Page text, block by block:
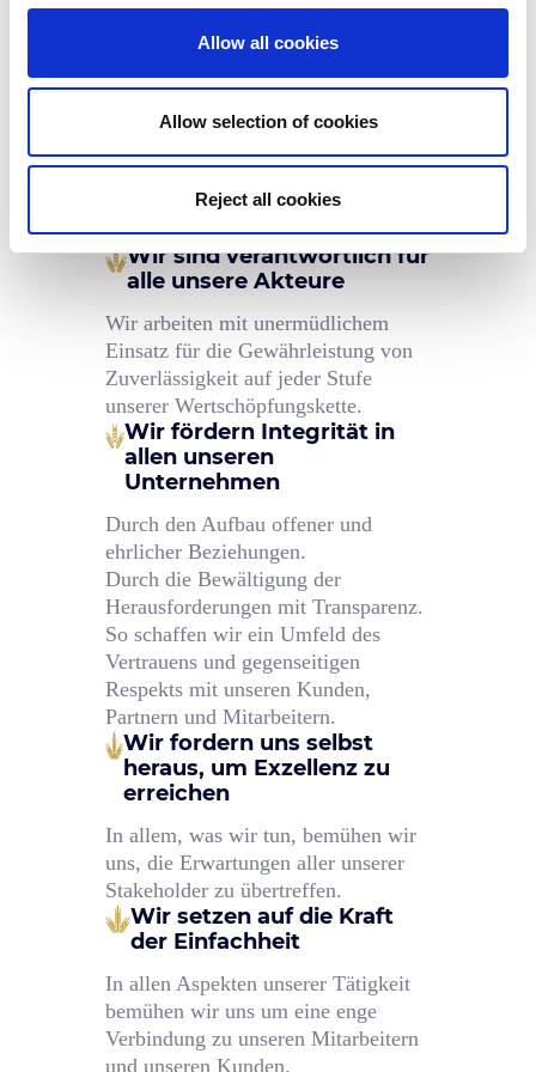
Allow all cookies
Allow selection of cookies
Reject all cookies
Unsere Werte
Eigenmarkenhersteller von Keksen und
Brotersatzprodukten teilen wir starke Werte
Wir sind verantwortlich für
alle unsere Akteure
Wir arbeiten mit unermüdlichem
Einsatz für die Gewährleistung von
Zuverlässigkeit auf jeder Stufe
unserer Wertschöpfungskette.
Wir fördern Integrität in
allen unseren
Unternehmen
Durch den Aufbau offener und
ehrlicher Beziehungen.
Durch die Bewältigung der
Herausforderungen mit Transparenz.
So schaffen wir ein Umfeld des
Vertrauens und gegenseitigen
Respekts mit unseren Kunden,
Partnern und Mitarbeitern.
Wir fordern uns selbst
heraus, um Exzellenz zu
erreichen
In allem, was wir tun, bemühen wir
uns, die Erwartungen aller unserer
Stakeholder zu übertreffen.
Wir setzen auf die Kraft
der Einfachheit
In allen Aspekten unserer Tätigkeit
bemühen wir uns um eine enge
Verbindung zu unseren Mitarbeitern
und unseren Kunden.